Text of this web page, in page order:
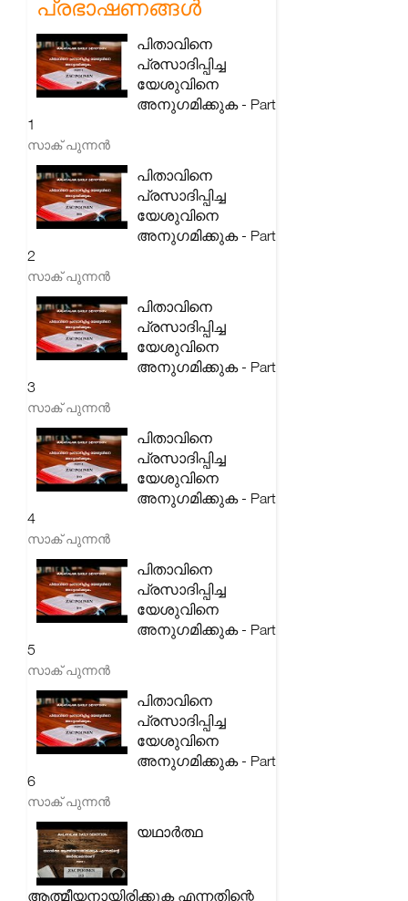
പ്രഭാഷണങ്ങൾ
പിതാവിനെ
പ്രസാദിപ്പിച്ച
യേശുവിനെ
അനുഗമിക്കുക - Part
1
സാക് പുന്നൻ
പിതാവിനെ
പ്രസാദിപ്പിച്ച
യേശുവിനെ
അനുഗമിക്കുക - Part
2
സാക് പുന്നൻ
പിതാവിനെ
പ്രസാദിപ്പിച്ച
യേശുവിനെ
അനുഗമിക്കുക - Part
3
സാക് പുന്നൻ
പിതാവിനെ
പ്രസാദിപ്പിച്ച
യേശുവിനെ
അനുഗമിക്കുക - Part
4
സാക് പുന്നൻ
പിതാവിനെ
പ്രസാദിപ്പിച്ച
യേശുവിനെ
അനുഗമിക്കുക - Part
5
സാക് പുന്നൻ
പിതാവിനെ
പ്രസാദിപ്പിച്ച
യേശുവിനെ
അനുഗമിക്കുക - Part
6
സാക് പുന്നൻ
യഥാർത്ഥ
ആത്മീയനായിരിക്കുക എന്നതിന്റെ